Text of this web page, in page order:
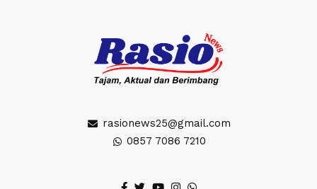
rasionews25@gmail.com
0857 7086 7210